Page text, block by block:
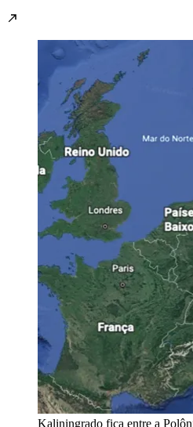
Kaliningrado fica entre a